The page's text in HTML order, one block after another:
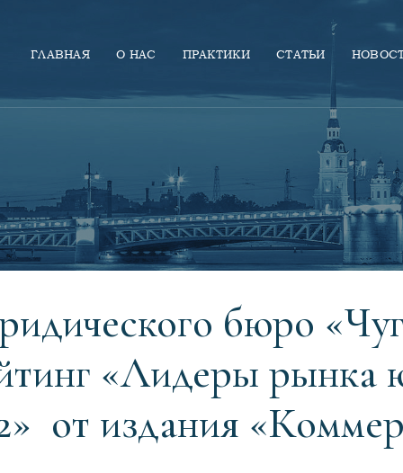
ГЛАВНАЯ О НАС ПРАКТИКИ СТАТЬИ
бюро
«Лидеры рынка
от издания